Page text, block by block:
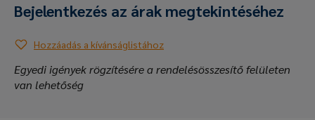
Bejelentkezés az árak megtekintéséhez
Hozzáadás a kívánságlistához
Egyedi igények rögzítésére a rendelésösszesítő felületen
van lehetőség